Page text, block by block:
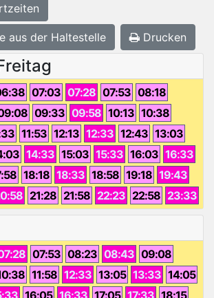
aus der Haltestelle Drucken
07:03 07:28 07:53 08:18
09:33 09:58 10:13 10:38
11:53 12:13 12:33 12:43 13:03
14:33 15:03 15:33 16:03 16:33
18:18 18:33 18:58 19:18 19:43
21:28 21:58 22:23 22:58 23:33
07:53 08:23 08:43 09:08
11:58 12:33 13:05 13:33 14:05
16:05 16:33 17:05 17:33 18:15